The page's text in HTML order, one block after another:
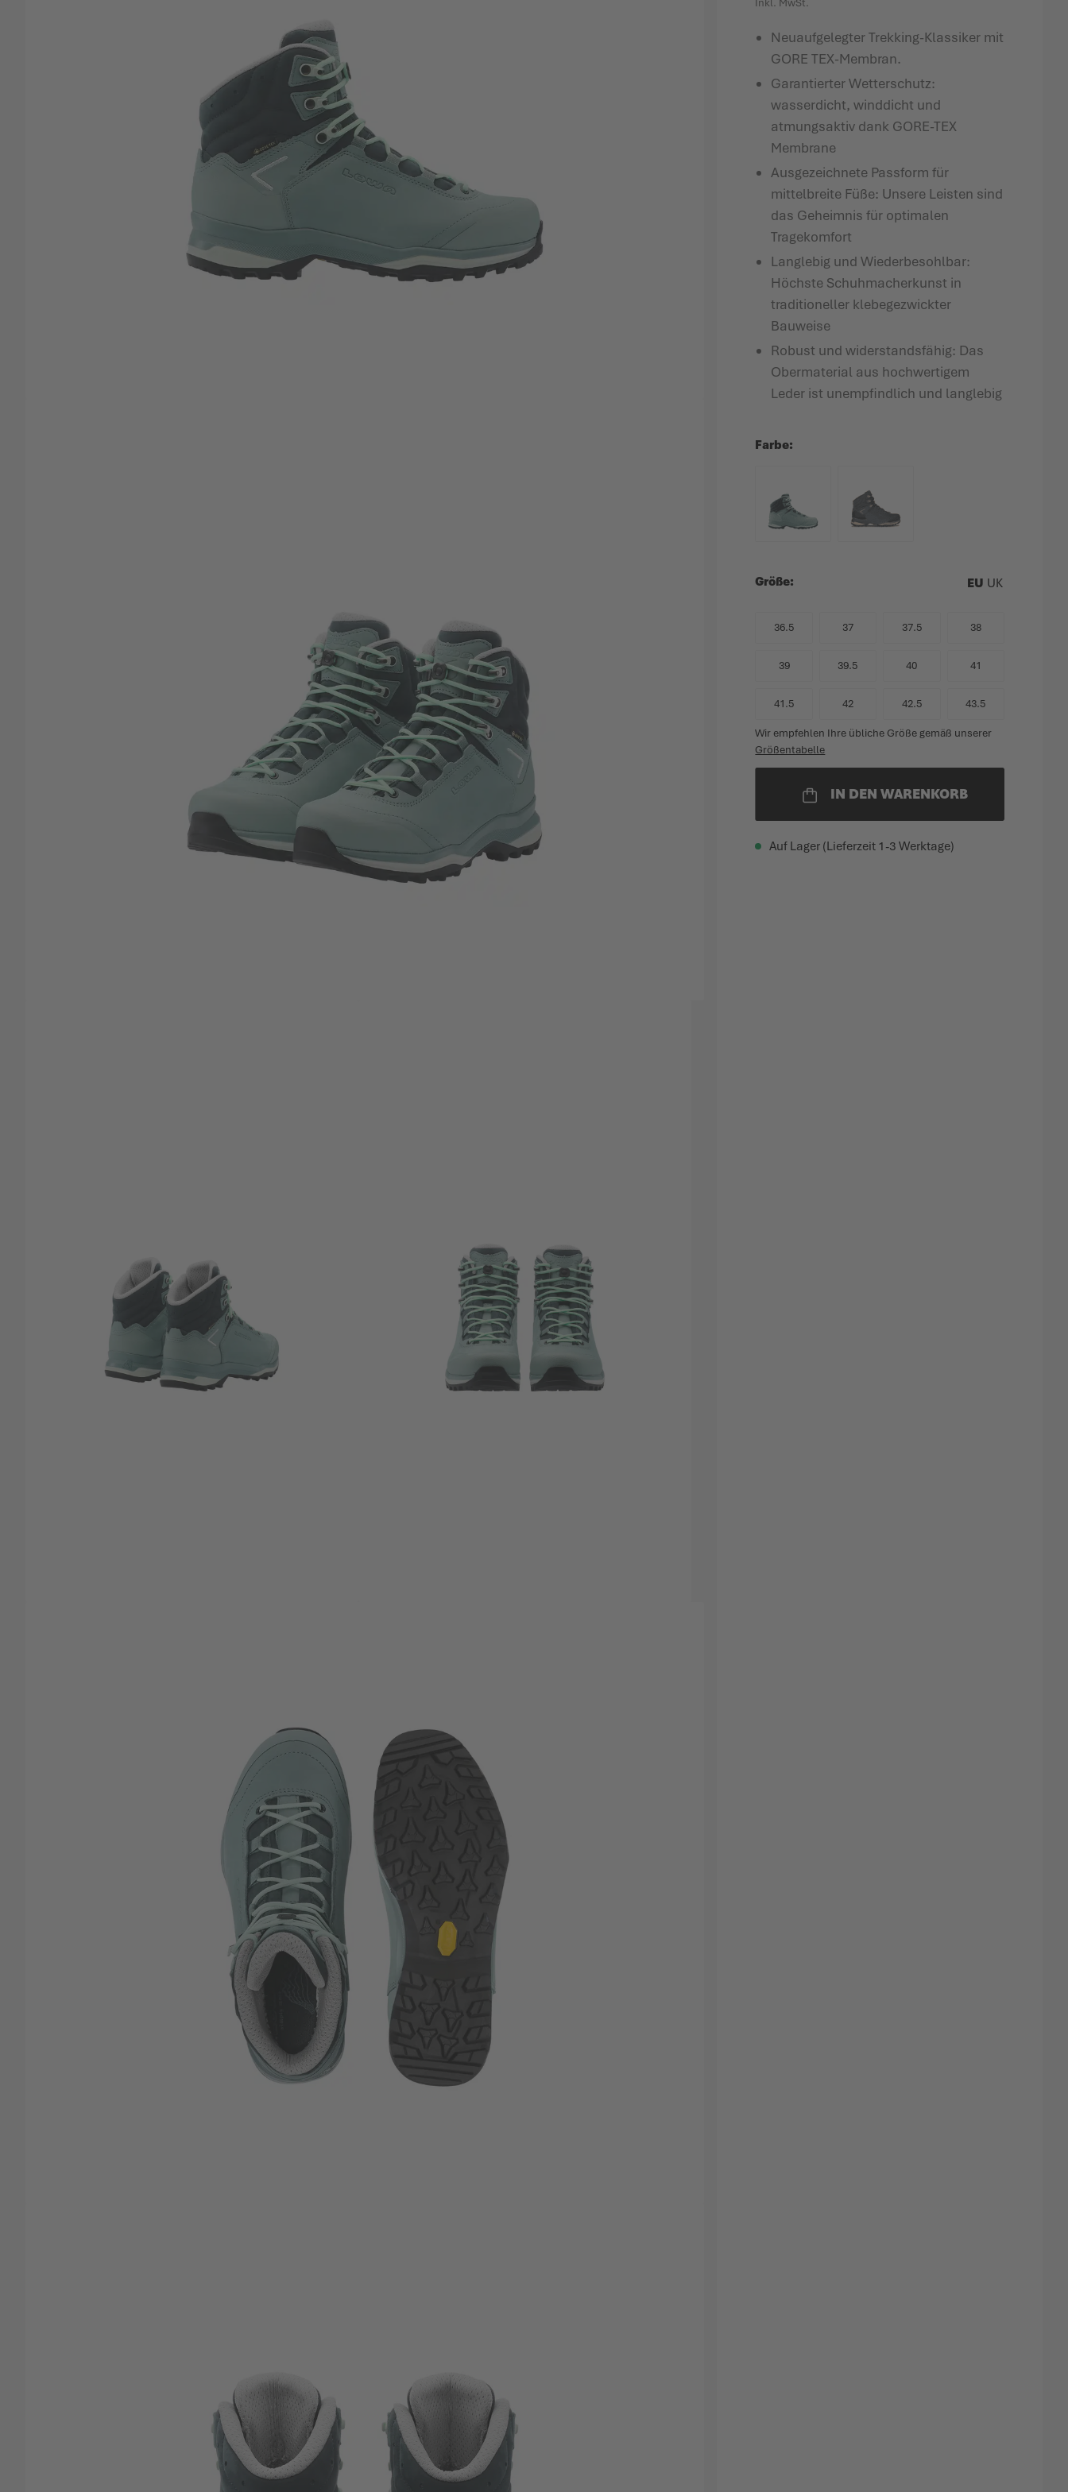
Inkl. MwSt.
Neuaufgelegter Trekking-Klassiker mit
GORE TEX-Membran.
Garantierter Wetterschutz:
wasserdicht, winddicht und
atmungsaktiv dank GORE-TEX
Membrane
Ausgezeichnete Passform für
mittelbreite Füße: Unsere Leisten sind
das Geheimnis für optimalen
Tragekomfort
Langlebig und Wiederbesohlbar:
Höchste Schuhmacherkunst in
traditioneller klebegezwickter
Bauweise
Robust und widerstandsfähig: Das
Obermaterial aus hochwertigem
Leder ist unempfindlich und langlebig
Farbe
Größe EU UK
36.5 37 37.5 38
39 39.5 40 41
41.5 42 42.5 43.5
Wir empfehlen Ihre übliche Größe gemäß unserer
Größentabelle
IN DEN WARENKORB
Auf Lager (Lieferzeit 1-3 Werktage)